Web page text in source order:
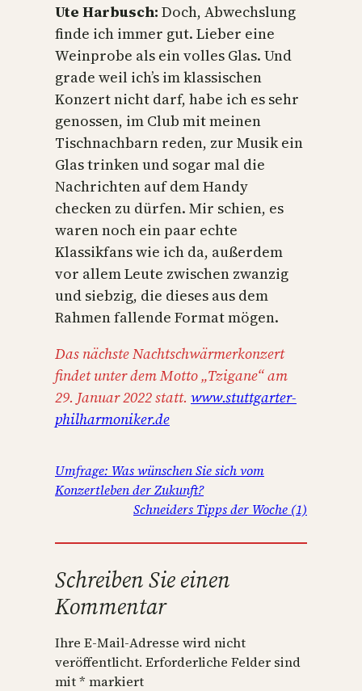
Ute Harbusch: Doch, Abwechslung
finde ich immer gut. Lieber eine
Weinprobe als ein volles Glas. Und
grade weil ich’s im klassischen
Konzert nicht darf, habe ich es sehr
genossen, im Club mit meinen
Tischnachbarn reden, zur Musik ein
Glas trinken und sogar mal die
Nachrichten auf dem Handy
checken zu dürfen. Mir schien, es
waren noch ein paar echte
Klassikfans wie ich da, außerdem
vor allem Leute zwischen zwanzig
und siebzig, die dieses aus dem
Rahmen fallende Format mögen.
Das nächste Nachtschwärmerkonzert
findet unter dem Motto „Tzigane“ am
29. Januar 2022 statt. www.stuttgarter-
philharmoniker.de
Umfrage: Was wünschen Sie sich vom
Konzertleben der Zukunft?
Schneiders Tipps der Woche (1)
Schreiben Sie einen
Kommentar
Ihre E-Mail-Adresse wird nicht
veröffentlicht. Erforderliche Felder sind
mit* markiert